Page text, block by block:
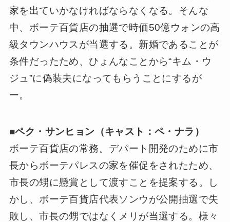
家を出ていかなければならなくなる。そんな
中、ボーテ百貨店の抽選で時価50億ウォンの高
級タウンハウスが当選する。新婚であることが
条件だったため、ひょんなことから“キム・ウ
ジュ”に偽装夫になってもらうことにするが
ー。
■ペク・サンヒョン（キャスト：ペ・ナラ）
ボーテ百貨店の常務。デパート開発のために市
長からボーテパレスの家を催促をされたため、
市長の甥に懸賞として渡すことを提案する。し
かし、ボーテ百貨店代表ソンウが公開抽選で失
敗し、市長の甥ではなくメリが当選する。様々